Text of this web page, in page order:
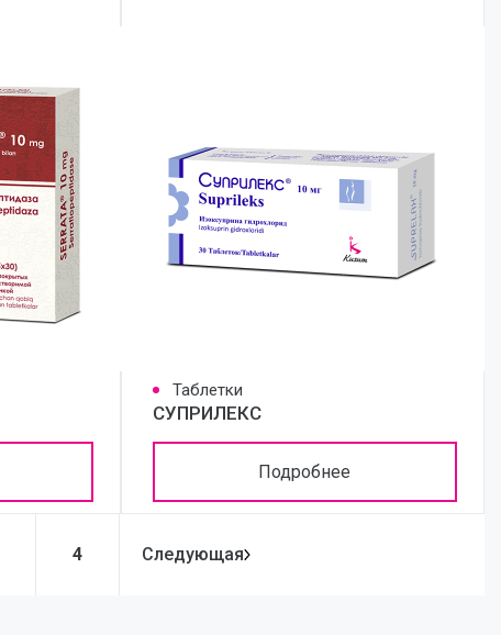
Таблетки
СУПРИЛЕКС
Подробнее
4 Следующая